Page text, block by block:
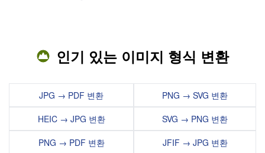
인기 있는 이미지 형식 변환
JPG → PDF 변환
HEIC → JPG 변환
PNG → PDF 변환
PNG → SVG 변환
SVG → PNG 변환
JFIF → JPG 변환